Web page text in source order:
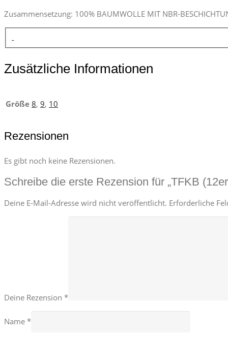
Zusammensetzung: 100% BAUMWOLLE MIT NBR-
Zusätzliche Informationen
Größe 8, 9, 10
Rezensionen
Es gibt noch keine Rezensionen.
Schreibe die erste Rezension für „TFKB
Deine E-Mail-Adresse wird nicht veröffentlicht. Erforderliche
Deine Rezension *
Name *